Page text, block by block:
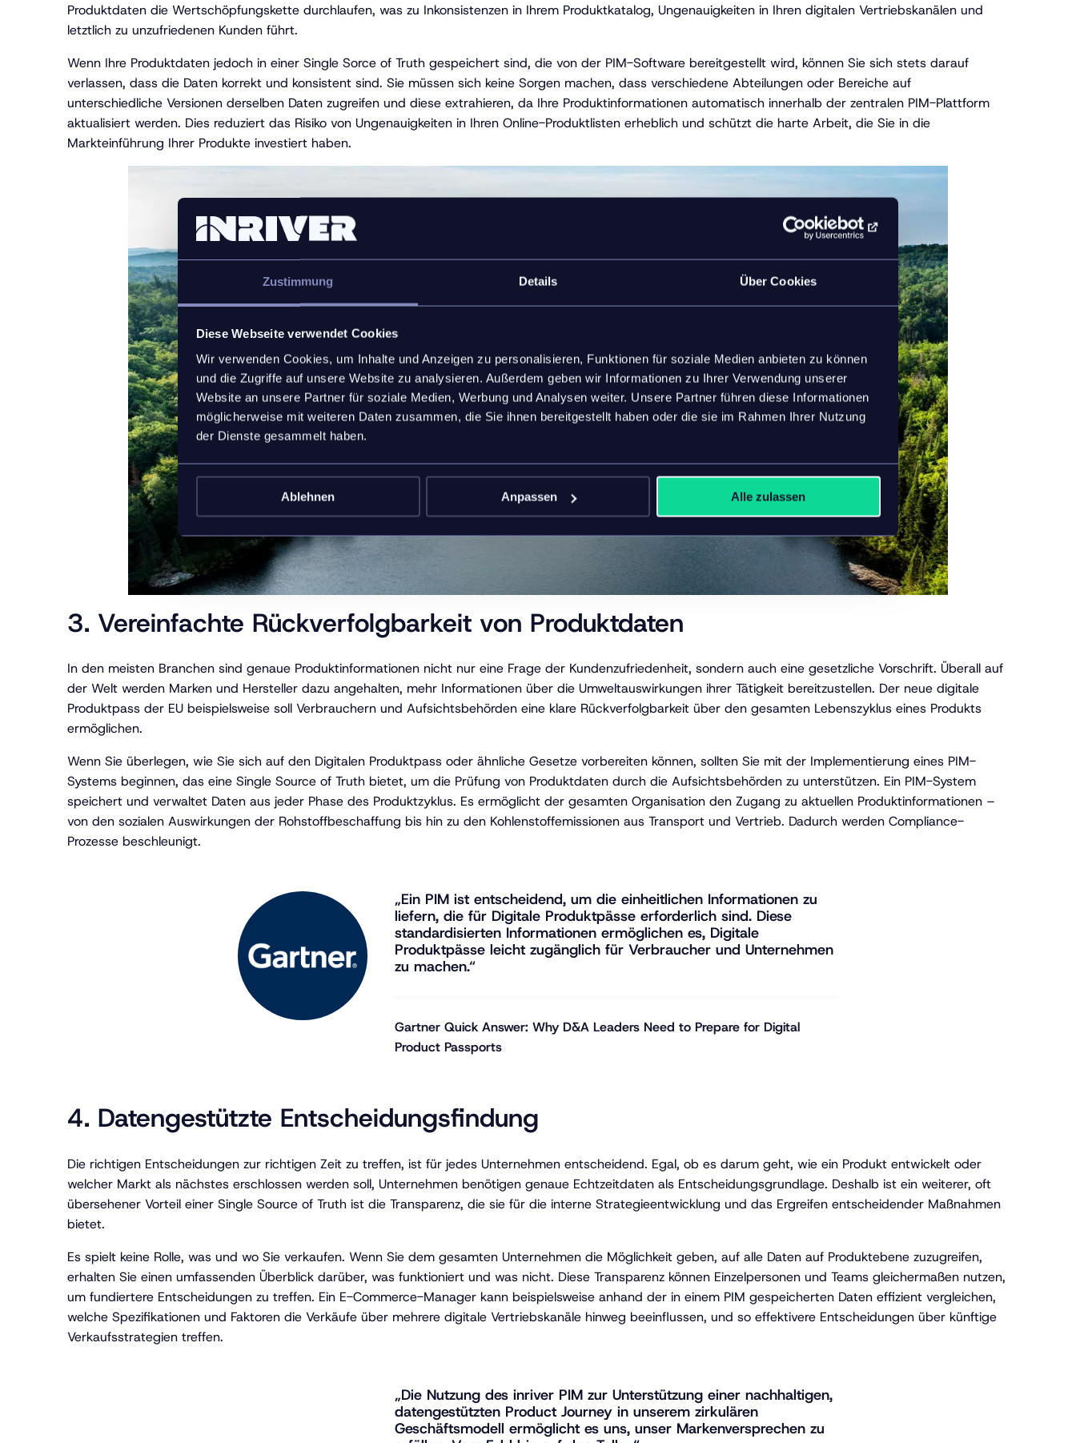
Zustimmung Details Über Cookies
Diese Webseite verwendet Cookies
Wir verwenden Cookies, um Inhalte und Anzeigen zu personalisieren, Funktionen für soziale Medien anbieten zu können
und die Zugriffe auf unsere Website zu analysieren. Außerdem geben wir Informationen zu Ihrer Verwendung unserer
Website an unsere Partner für soziale Medien, Werbung und Analysen weiter. Unsere Partner führen diese Informationen
möglicherweise mit weiteren Daten zusammen, die Sie ihnen bereitgestellt haben oder die sie im Rahmen Ihrer Nutzung
der Dienste gesammelt haben.
Ablehnen Anpassen Alle zulassen
Produktdaten die Wertschöpfungskette durchlaufen, was zu Inkonsistenzen in Ihrem Produktkatalog, Ungenauigkeiten in Ihren digitalen Vertriebskanälen und
letztlich zu unzufriedenen Kunden führt.
Wenn Ihre Produktdaten jedoch in einer Single Sorce of Truth gespeichert sind, die von der PIM-Software bereitgestellt wird, können Sie sich stets darauf
verlassen, dass die Daten korrekt und konsistent sind. Sie müssen sich keine Sorgen machen, dass verschiedene Abteilungen oder Bereiche auf
unterschiedliche Versionen derselben Daten zugreifen und diese extrahieren, da Ihre Produktinformationen automatisch innerhalb der zentralen PIM-Plattform
aktualisiert werden. Dies reduziert das Risiko von Ungenauigkeiten in Ihren Online-Produktlisten erheblich und schützt die harte Arbeit, die Sie in die
Markteinführung Ihrer Produkte investiert haben.
3. Vereinfachte Rückverfolgbarkeit von Produktdaten
In den meisten Branchen sind genaue Produktinformationen nicht nur eine Frage der Kundenzufriedenheit, sondern auch eine gesetzliche Vorschrift. Überall auf
der Welt werden Marken und Hersteller dazu angehalten, mehr Informationen über die Umweltauswirkungen ihrer Tätigkeit bereitzustellen. Der neue digitale
Produktpass der EU beispielsweise soll Verbrauchern und Aufsichtsbehörden eine klare Rückverfolgbarkeit über den gesamten Lebenszyklus eines Produkts
ermöglichen.
Wenn Sie überlegen, wie Sie sich auf den Digitalen Produktpass oder ähnliche Gesetze vorbereiten können, sollten Sie mit der Implementierung eines PIM-
Systems beginnen, das eine Single Source of Truth bietet, um die Prüfung von Produktdaten durch die Aufsichtsbehörden zu unterstützen. Ein PIM-System
speichert und verwaltet Daten aus jeder Phase des Produktzyklus. Es ermöglicht der gesamten Organisation den Zugang zu aktuellen Produktinformationen –
von den sozialen Auswirkungen der Rohstoffbeschaffung bis hin zu den Kohlenstoffemissionen aus Transport und Vertrieb. Dadurch werden Compliance-
Prozesse beschleunigt.
„Ein PIM ist entscheidend, um die einheitlichen Informationen zu
liefern, die für Digitale Produktpässe erforderlich sind. Diese
standardisierten Informationen ermöglichen es, Digitale
Produktpässe leicht zugänglich für Verbraucher und Unternehmen
zu machen.“
Gartner Quick Answer: Why D&A Leaders Need to Prepare for Digital
Product Passports
4. Datengestützte Entscheidungsfindung
Die richtigen Entscheidungen zur richtigen Zeit zu treffen, ist für jedes Unternehmen entscheidend. Egal, ob es darum geht, wie ein Produkt entwickelt oder
welcher Markt als nächstes erschlossen werden soll, Unternehmen benötigen genaue Echtzeitdaten als Entscheidungsgrundlage. Deshalb ist ein weiterer, oft
übersehener Vorteil einer Single Source of Truth ist die Transparenz, die sie für die interne Strategieentwicklung und das Ergreifen entscheidender Maßnahmen
bietet.
Es spielt keine Rolle, was und wo Sie verkaufen. Wenn Sie dem gesamten Unternehmen die Möglichkeit geben, auf alle Daten auf Produktebene zuzugreifen,
erhalten Sie einen umfassenden Überblick darüber, was funktioniert und was nicht. Diese Transparenz können Einzelpersonen und Teams gleichermaßen nutzen,
um fundiertere Entscheidungen zu treffen. Ein E-Commerce-Manager kann beispielsweise anhand der in einem PIM gespeicherten Daten effizient vergleichen,
welche Spezifikationen und Faktoren die Verkäufe über mehrere digitale Vertriebskanäle hinweg beeinflussen, und so effektivere Entscheidungen über künftige
Verkaufsstrategien treffen.
„Die Nutzung des inriver PIM zur Unterstützung einer nachhaltigen,
datengestützten Product Journey in unserem zirkulären
Geschäftsmodell ermöglicht es uns, unser Markenversprechen zu